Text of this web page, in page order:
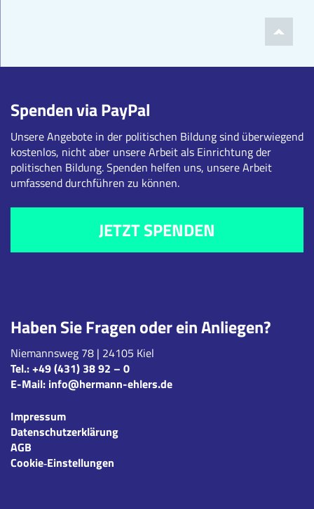
Haben Sie Fragen oder ein Anliegen?
Niemannsweg 78 | 24105 Kiel
Tel.:+49 (431) 38 92 – 0
E-Mail: info@hermann-ehlers.de
Impressum
Datenschutzerklärung
AGB
Cookie‑Einstellungen
Spenden via PayPal
Unsere Angebote in der politischen Bildung sind überwiegend
kostenlos, nicht aber unsere Arbeit als Einrichtung der
politischen Bildung. Spenden helfen uns, unsere Arbeit
umfassend durchführen zu können.
JETZT SPENDEN